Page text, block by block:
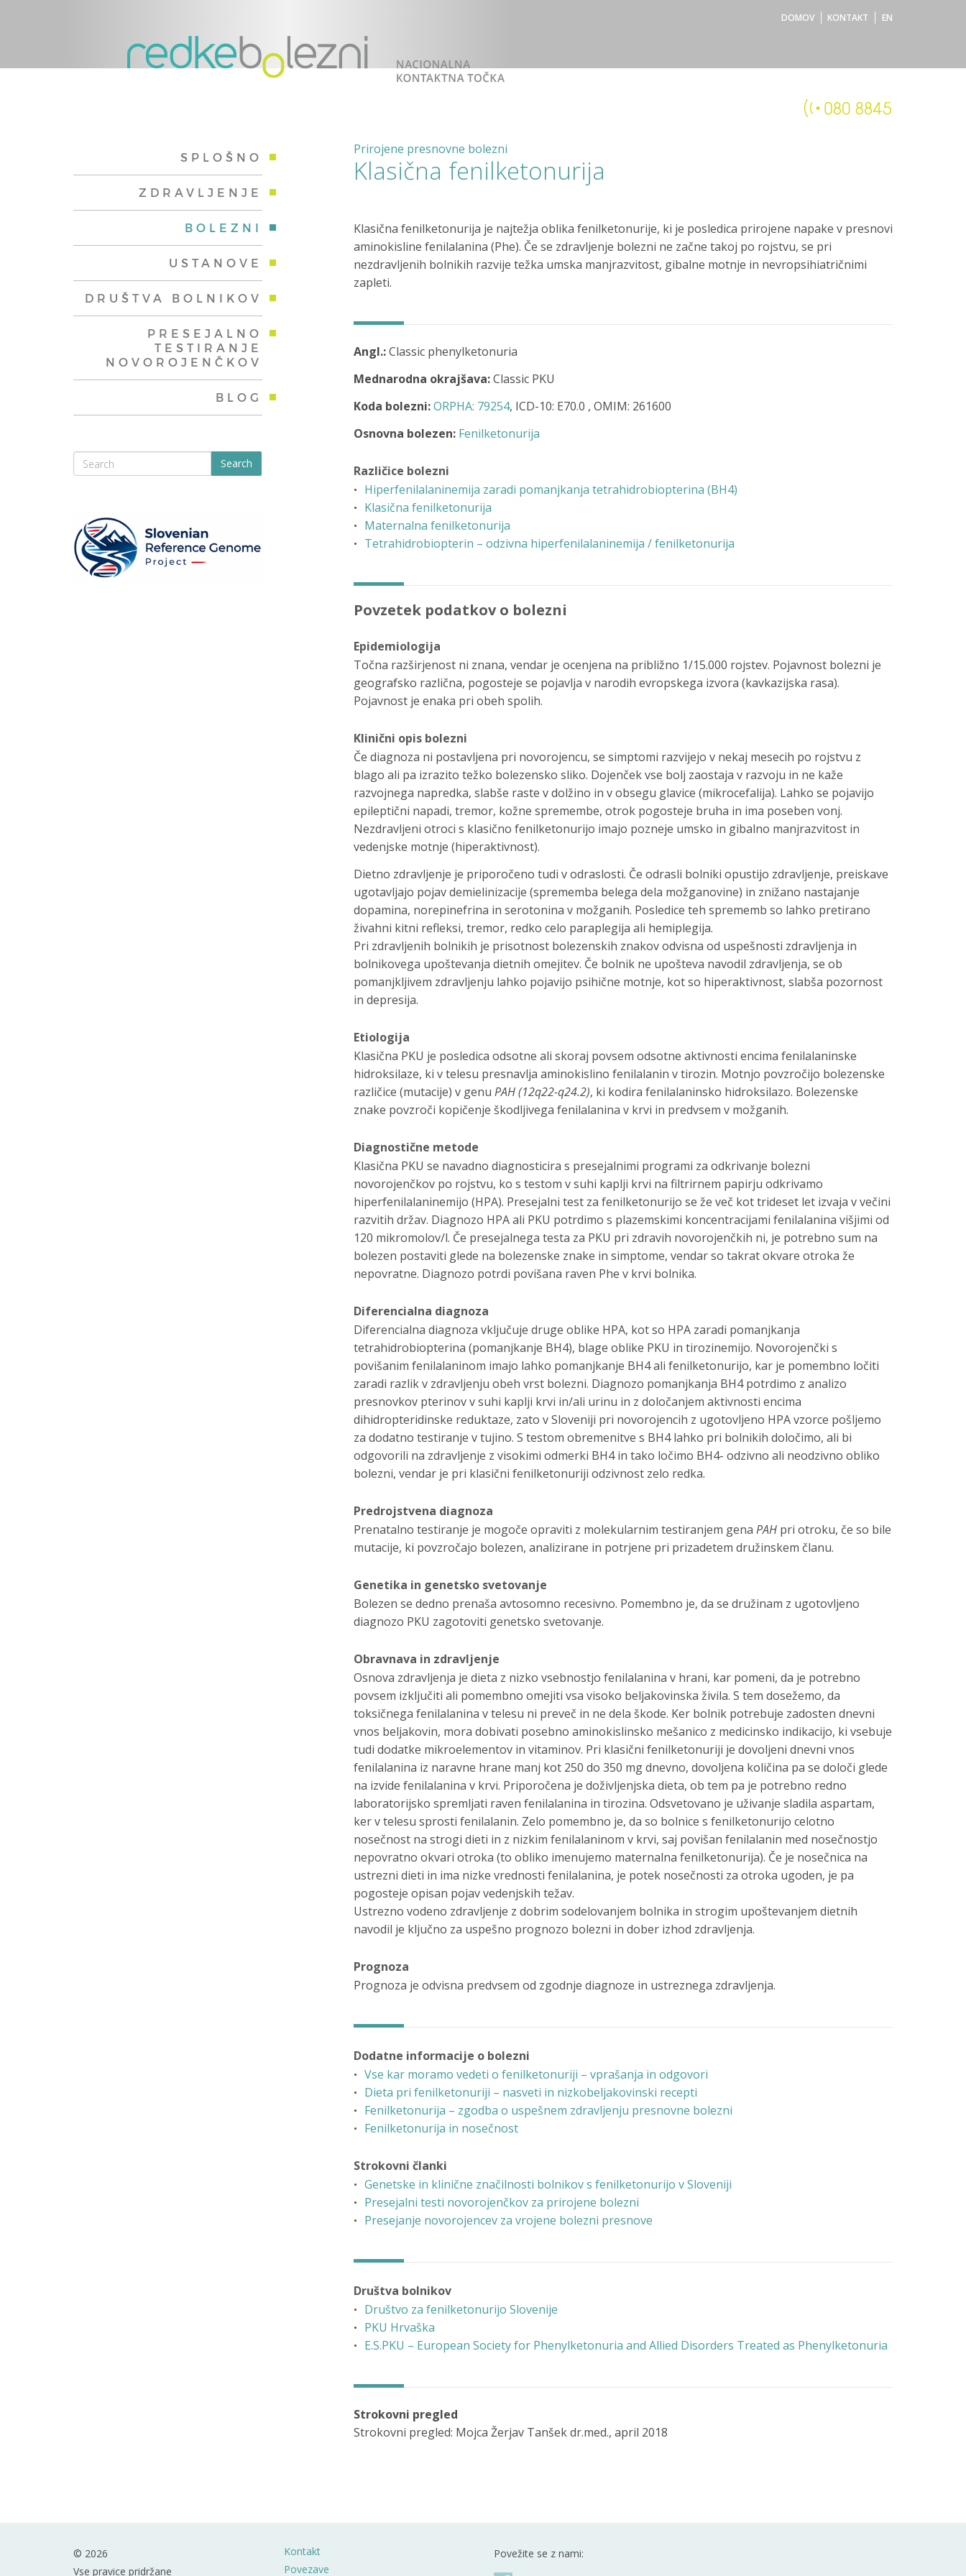
DOMOV KONTAKT EN
Prirojene presnovne bolezni
Klasična fenilketonurija
Klasična fenilketonurija je najtežja oblika fenilketonurije, ki je posledica prirojene napake v presnovi
aminokisline fenilalanina (Phe). Če se zdravljenje bolezni ne začne takoj po rojstvu, se pri
nezdravljenih bolnikih razvije težka umska manjrazvitost, gibalne motnje in nevropsihiatričnimi
zapleti.
Angl.:Classic phenylketonuria
Mednarodna okrajšava:Classic PKU
Koda bolezni:ORPHA: 79254, ICD-10: E70.0 , OMIM: 261600
Osnovna bolezen: Fenilketonurija
Različice bolezni
Hiperfenilalaninemija zaradi pomanjkanja tetrahidrobiopterina (BH4)
Klasična fenilketonurija
Maternalna fenilketonurija
Tetrahidrobiopterin – odzivna hiperfenilalaninemija / fenilketonurija
Povzetek podatkov o bolezni
Epidemiologija
Točna razširjenost ni znana, vendar je ocenjena na približno 1/15.000 rojstev. Pojavnost bolezni je
geografsko različna, pogosteje se pojavlja v narodih evropskega izvora (kavkazijska rasa).
Pojavnost je enaka pri obeh spolih.
Klinični opis bolezni
Če diagnoza ni postavljena pri novorojencu, se simptomi razvijejo v nekaj mesecih po rojstvu z
blago ali pa izrazito težko bolezensko sliko. Dojenček vse bolj zaostaja v razvoju in ne kaže
razvojnega napredka, slabše raste v dolžino in v obsegu glavice (mikrocefalija). Lahko se pojavijo
epileptični napadi, tremor, kožne spremembe, otrok pogosteje bruha in ima poseben vonj.
Nezdravljeni otroci s klasično fenilketonurijo imajo pozneje umsko in gibalno manjrazvitost in
vedenjske motnje (hiperaktivnost).
Dietno zdravljenje je priporočeno tudi v odraslosti. Če odrasli bolniki opustijo zdravljenje, preiskave
ugotavljajo pojav demielinizacije (sprememba belega dela možganovine) in znižano nastajanje
dopamina, norepinefrina in serotonina v možganih. Posledice teh sprememb so lahko pretirano
živahni kitni refleksi, tremor, redko celo paraplegija ali hemiplegija.
Pri zdravljenih bolnikih je prisotnost bolezenskih znakov odvisna od uspešnosti zdravljenja in
bolnikovega upoštevanja dietnih omejitev. Če bolnik ne upošteva navodil zdravljenja, se ob
pomanjkljivem zdravljenju lahko pojavijo psihične motnje, kot so hiperaktivnost, slabša pozornost
in depresija.
Etiologija
Klasična PKU je posledica odsotne ali skoraj povsem odsotne aktivnosti encima fenilalaninske
hidroksilaze, ki v telesu presnavlja aminokislino fenilalanin v tirozin. Motnjo povzročijo bolezenske
različice (mutacije) v genu PAH (12q22-q24.2), ki kodira fenilalaninsko hidroksilazo. Bolezenske
znake povzroči kopičenje škodljivega fenilalanina v krvi in predvsem v možganih.
Diagnostične metode
Klasična PKU se navadno diagnosticira s presejalnimi programi za odkrivanje bolezni
novorojenčkov po rojstvu, ko s testom v suhi kaplji krvi na filtrirnem papirju odkrivamo
hiperfenilalaninemijo (HPA). Presejalni test za fenilketonurijo se že več kot trideset let izvaja v večini
razvitih držav. Diagnozo HPA ali PKU potrdimo s plazemskimi koncentracijami fenilalanina višjimi od
120 mikromolov/l. Če presejalnega testa za PKU pri zdravih novorojenčkih ni, je potrebno sum na
bolezen postaviti glede na bolezenske znake in simptome, vendar so takrat okvare otroka že
nepovratne. Diagnozo potrdi povišana raven Phe v krvi bolnika.
Diferencialna diagnoza
Diferencialna diagnoza vključuje druge oblike HPA, kot so HPA zaradi pomanjkanja
tetrahidrobiopterina (pomanjkanje BH4), blage oblike PKU in tirozinemijo. Novorojenčki s
povišanim fenilalaninom imajo lahko pomanjkanje BH4 ali fenilketonurijo, kar je pomembno ločiti
zaradi razlik v zdravljenju obeh vrst bolezni. Diagnozo pomanjkanja BH4 potrdimo z analizo
presnovkov pterinov v suhi kaplji krvi in/ali urinu in z določanjem aktivnosti encima
dihidropteridinske reduktaze, zato v Sloveniji pri novorojencih z ugotovljeno HPA vzorce pošljemo
za dodatno testiranje v tujino. S testom obremenitve s BH4 lahko pri bolnikih določimo, ali bi
odgovorili na zdravljenje z visokimi odmerki BH4 in tako ločimo BH4- odzivno ali neodzivno obliko
bolezni, vendar je pri klasični fenilketonuriji odzivnost zelo redka.
Predrojstvena diagnoza
Prenatalno testiranje je mogoče opraviti z molekularnim testiranjem gena PAH pri otroku, če so bile
mutacije, ki povzročajo bolezen, analizirane in potrjene pri prizadetem družinskem članu.
Genetika in genetsko svetovanje
Bolezen se dedno prenaša avtosomno recesivno. Pomembno je, da se družinam z ugotovljeno
diagnozo PKU zagotoviti genetsko svetovanje.
Obravnava in zdravljenje
Osnova zdravljenja je dieta z nizko vsebnostjo fenilalanina v hrani, kar pomeni, da je potrebno
povsem izključiti ali pomembno omejiti vsa visoko beljakovinska živila. S tem dosežemo, da
toksičnega fenilalanina v telesu ni preveč in ne dela škode. Ker bolnik potrebuje zadosten dnevni
vnos beljakovin, mora dobivati posebno aminokislinsko mešanico z medicinsko indikacijo, ki vsebuje
tudi dodatke mikroelementov in vitaminov. Pri klasični fenilketonuriji je dovoljeni dnevni vnos
fenilalanina iz naravne hrane manj kot 250 do 350 mg dnevno, dovoljena količina pa se določi glede
na izvide fenilalanina v krvi. Priporočena je doživljenjska dieta, ob tem pa je potrebno redno
laboratorijsko spremljati raven fenilalanina in tirozina. Odsvetovano je uživanje sladila aspartam,
ker v telesu sprosti fenilalanin. Zelo pomembno je, da so bolnice s fenilketonurijo celotno
nosečnost na strogi dieti in z nizkim fenilalaninom v krvi, saj povišan fenilalanin med nosečnostjo
nepovratno okvari otroka (to obliko imenujemo maternalna fenilketonurija). Če je nosečnica na
ustrezni dieti in ima nizke vrednosti fenilalanina, je potek nosečnosti za otroka ugoden, je pa
pogosteje opisan pojav vedenjskih težav.
Ustrezno vodeno zdravljenje z dobrim sodelovanjem bolnika in strogim upoštevanjem dietnih
navodil je ključno za uspešno prognozo bolezni in dober izhod zdravljenja.
Prognoza
Prognoza je odvisna predvsem od zgodnje diagnoze in ustreznega zdravljenja.
Dodatne informacije o bolezni
Vse kar moramo vedeti o fenilketonuriji – vprašanja in odgovori
Dieta pri fenilketonuriji – nasveti in nizkobeljakovinski recepti
Fenilketonurija – zgodba o uspešnem zdravljenju presnovne bolezni
Fenilketonurija in nosečnost
Strokovni članki
Genetske in klinične značilnosti bolnikov s fenilketonurijo v Sloveniji
Presejalni testi novorojenčkov za prirojene bolezni
Presejanje novorojencev za vrojene bolezni presnove
Društva bolnikov
Društvo za fenilketonurijo Slovenije
PKU Hrvaška
E.S.PKU – European Society for Phenylketonuria and Allied Disorders Treated as Phenylketonuria
Strokovni pregled
Strokovni pregled: Mojca Žerjav Tanšek dr.med., april 2018
SPLOŠNO
ZDRAVLJENJE
BOLEZNI
USTANOVE
DRUŠTVA BOLNIKOV
PRESEJALNO
TESTIRANJE
NOVOROJENČKOV
BLOG
Search
© 2026
Vse pravice pridržane
Kontakt
Povezave
Povežite se z nami: